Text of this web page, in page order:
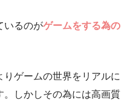
いるのがゲームをする為の
ゲームの世界をリアルに
しかしその為には高画質